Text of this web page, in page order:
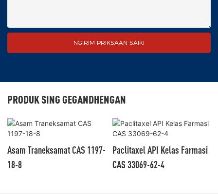
NGIRIM PRIKSAAN SAIKI
PRODUK SING GEGANDHENGAN
Asam Traneksamat CAS 1197-
18-8
Paclitaxel API Kelas Farmasi
CAS 33069-62-4